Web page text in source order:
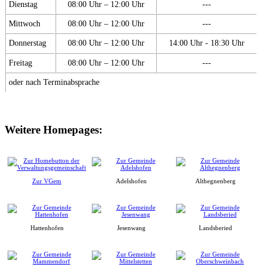
Dienstag 08:00 Uhr – 12:00 Uhr ---
Mittwoch 08:00 Uhr – 12:00 Uhr ---
Donnerstag 08:00 Uhr – 12:00 Uhr 14:00 Uhr - 18:30 Uhr
Freitag 08:00 Uhr – 12:00 Uhr ---
oder nach Terminabsprache
Weitere Homepages:
Zur VGem Adelshofen Althegnenberg
Hattenhofen Jesenwang Landsberied